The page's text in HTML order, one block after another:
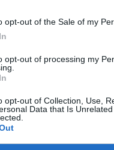
opt-out of the Sale of my
opt-out of processing my
opt-out of Collection, Use,
Data that Is
portfolio.hu
cikkarchívum
elmúlt 2 év napon belüli
Előfizetés